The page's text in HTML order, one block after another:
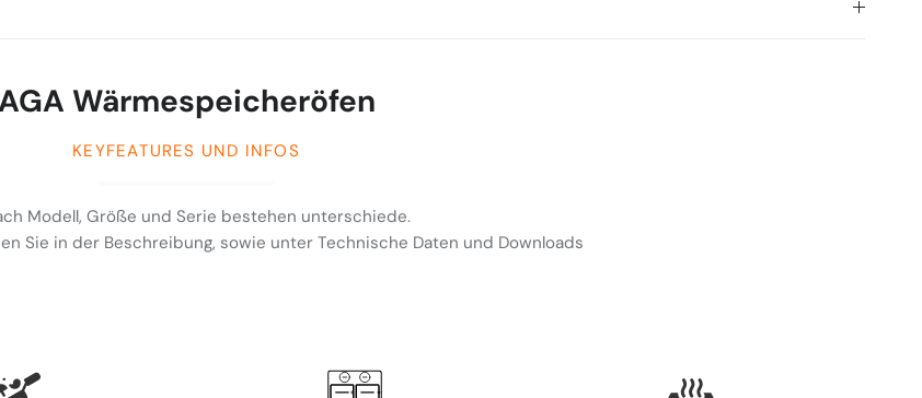
Wärmespeicheröfen
KEYFEATURES UND INFOS
Modell, Größe und Serie bestehen unterschiede.
Sie in der Beschreibung, sowie unter Technische Daten und Downloads